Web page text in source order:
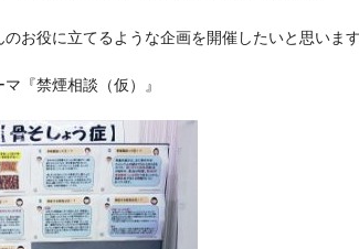
お役に立てるような企画を開催したいと思います
『禁煙相談（仮）』